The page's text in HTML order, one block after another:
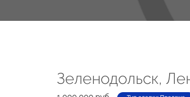
Зеленодольск,